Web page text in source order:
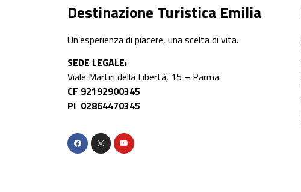
Destinazione Turistica Emilia
Un’esperienza di piacere, una scelta di vita.
SEDE LEGALE:
Viale Martiri della Libertà, 15 – Parma
CF 92192900345
PI 02864470345